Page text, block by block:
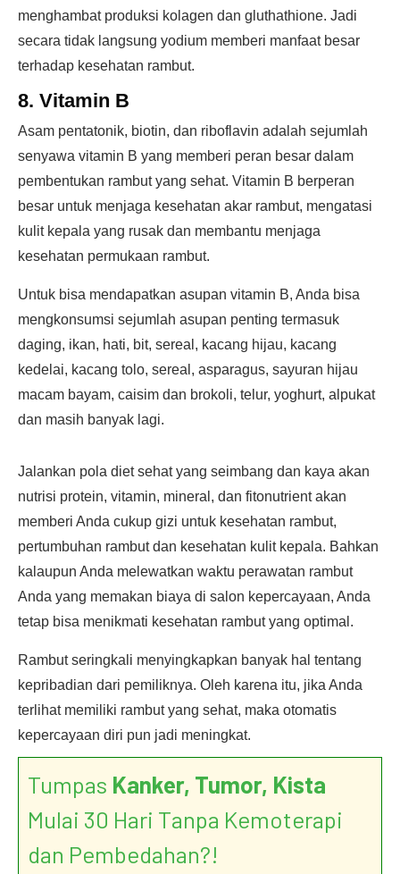
menghambat produksi kolagen dan gluthathione. Jadi
secara tidak langsung yodium memberi manfaat besar
terhadap kesehatan rambut.
8. Vitamin B
Asam pentatonik, biotin, dan riboflavin adalah sejumlah
senyawa vitamin B yang memberi peran besar dalam
pembentukan rambut yang sehat. Vitamin B berperan
besar untuk menjaga kesehatan akar rambut, mengatasi
kulit kepala yang rusak dan membantu menjaga
kesehatan permukaan rambut.
Untuk bisa mendapatkan asupan vitamin B, Anda bisa
mengkonsumsi sejumlah asupan penting termasuk
daging, ikan, hati, bit, sereal, kacang hijau, kacang
kedelai, kacang tolo, sereal, asparagus, sayuran hijau
macam bayam, caisim dan brokoli, telur, yoghurt, alpukat
dan masih banyak lagi.
Jalankan pola diet sehat yang seimbang dan kaya akan
nutrisi protein, vitamin, mineral, dan fitonutrient akan
memberi Anda cukup gizi untuk kesehatan rambut,
pertumbuhan rambut dan kesehatan kulit kepala. Bahkan
kalaupun Anda melewatkan waktu perawatan rambut
Anda yang memakan biaya di salon kepercayaan, Anda
tetap bisa menikmati kesehatan rambut yang optimal.
Rambut seringkali menyingkapkan banyak hal tentang
kepribadian dari pemiliknya. Oleh karena itu, jika Anda
terlihat memiliki rambut yang sehat, maka otomatis
kepercayaan diri pun jadi meningkat.
Tumpas Kanker, Tumor, Kista
Mulai 30 Hari Tanpa Kemoterapi
dan Pembedahan?!